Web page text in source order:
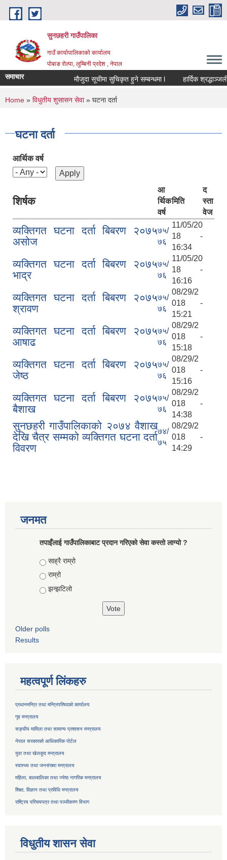
Skip to main content
सुनछहरी गाउँपालिका
गाउँ कार्यापालिकाको कार्यालय
पोबाङ रोल्पा, लुम्बिनी प्रदेश , नेपाल
समाचार मौजुदा सूचीमा सुचिकृत हुने सम्बन्धमा l हार्दिक श्रद्धाञ्जली
You are here
Home » विधुतीय शुसासन सेवा» घटना दर्ता
घटना दर्ता
आर्थिक वर्ष
शिर्षक
आ
र्थिक
वर्ष
मिति
द
स्ता
वेज
व्यक्तिगत घटना दर्ता बिबरण २०७५
असोज
७५/
७६
11/05/20
18 -
16:34
व्यक्तिगत घटना दर्ता बिबरण २०७५
भाद्र
७५/
७६
11/05/20
18 -
16:16
व्यक्तिगत घटना दर्ता बिबरण २०७५
श्रावण
७५/
७६
08/29/2
018 -
15:21
व्यक्तिगत घटना दर्ता बिबरण २०७५
आषाढ
७५/
७६
08/29/2
018 -
15:18
व्यक्तिगत घटना दर्ता बिबरण २०७५
जेष्ठ
७५/
७६
08/29/2
018 -
15:16
व्यक्तिगत घटना दर्ता बिबरण २०७५
बैशाख
७५/
७६
08/29/2
018 -
14:38
सुनछहरी गाउँपालिकाको २०७४ वैशाख
देखि चैत्र सम्मको व्यक्तिगत घटना दर्ता
विवरण
७४/
७५
08/29/2
018 -
14:29
जनमत
तपाइँलाई गाउँपालिकाबाट प्रदान गरिएको सेवा कस्तो लाग्यो ?
Choices
साह्रै राम्रो
राम्रो
झन्झटिलो
Older polls
Results
महत्वपूर्ण लिंकहरु
प्रधानमन्त्रि तथा मन्त्रिपरिषदको कार्यालय
गृह मन्त्रालय
सङ्घीय मामिला तथा सामान्य प्रशासन मन्त्रालय
नेपाल सरकारको आधिकारिक पोर्टल
युवा तथा खेलकुद मन्त्रालय
स्वास्थ्य तथा जनसंख्या मन्त्रालय
महिला, बालबालिका तथा ज्येष्ठ नागरिक मन्त्रालय
शिक्षा, विज्ञान तथा प्रविधि मन्त्रालय
राष्ट्रिय परिचयपत्र तथापञ्जीकरण विभाग
विधुतीय शासन सेवा